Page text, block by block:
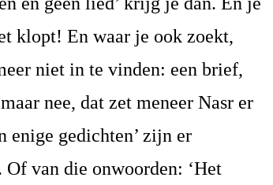
klopt! En waar je ook zoekt,
niet in te vinden: een brief,
nee, dat zet meneer Nasr er
enige gedichten’ zijn er
van die onwoorden: ‘Het